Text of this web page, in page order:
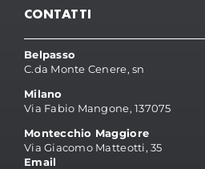
CONTATTI
Belpasso
C.da Monte Cenere, sn
Milano
Via Fabio Mangone, 137075
Montecchio Maggiore
Via Giacomo Matteotti, 35
Email